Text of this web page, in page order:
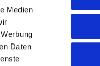
Medien
Daten